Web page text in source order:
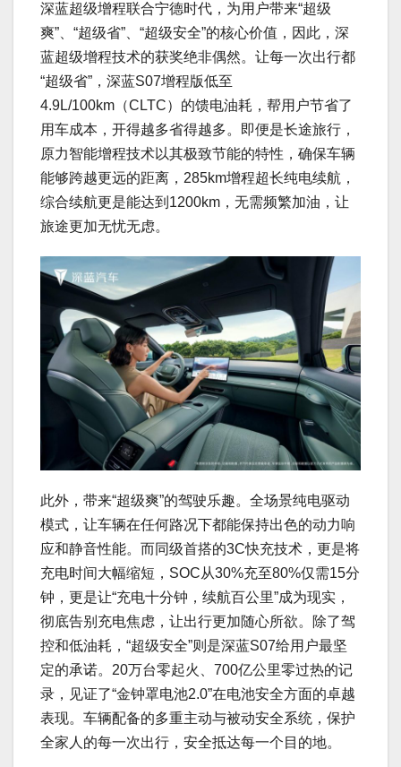
深蓝超级增程联合宁德时代，为用户带来“超级
爽”、“超级省”、“超级安全”的核心价值，因此，深
蓝超级增程技术的获奖绝非偶然。让每一次出行都
“超级省”，深蓝S07增程版低至
4.9L/100km（CLTC）的馈电油耗，帮用户节省了
用车成本，开得越多省得越多。即便是长途旅行，
原力智能增程技术以其极致节能的特性，确保车辆
能够跨越更远的距离，285km增程超长纯电续航，
综合续航更是能达到1200km，无需频繁加油，让
旅途更加无忧无虑。
此外，带来“超级爽”的驾驶乐趣。全场景纯电驱动
模式，让车辆在任何路况下都能保持出色的动力响
应和静音性能。而同级首搭的3C快充技术，更是将
充电时间大幅缩短，SOC从30%充至80%仅需15分
钟，更是让“充电十分钟，续航百公里”成为现实，
彻底告别充电焦虑，让出行更加随心所欲。除了驾
控和低油耗，“超级安全”则是深蓝S07给用户最坚
定的承诺。20万台零起火、700亿公里零过热的记
录，见证了“金钟罩电池2.0”在电池安全方面的卓越
表现。车辆配备的多重主动与被动安全系统，保护
全家人的每一次出行，安全抵达每一个目的地。